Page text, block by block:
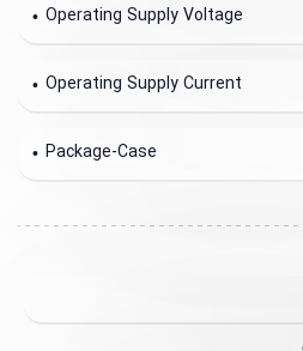
Operating Supply Voltage
Operating Supply Current
Package-Case